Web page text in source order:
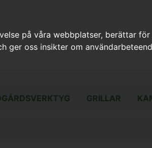
GRILLAR
på våra webbplatser, berättar
ger oss insikter om